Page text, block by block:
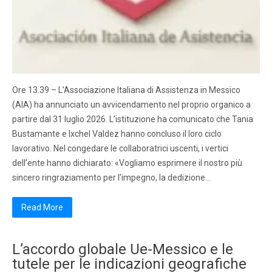
Ore 13.39 – L’Associazione Italiana di Assistenza in Messico
(AIA) ha annunciato un avvicendamento nel proprio organico a
partire dal 31 luglio 2026. L’istituzione ha comunicato che Tania
Bustamante e Ixchel Valdez hanno concluso il loro ciclo
lavorativo. Nel congedare le collaboratrici uscenti, i vertici
dell’ente hanno dichiarato: «Vogliamo esprimere il nostro più
sincero ringraziamento per l’impegno, la dedizione…
Read More
L’accordo globale Ue-Messico e le
tutele per le indicazioni geografiche